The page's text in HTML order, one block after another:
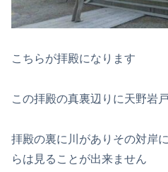
こちらが拝殿になります
この拝殿の真裏辺りに天野岩
拝殿の裏に川がありその対岸
らは見ることが出来ません